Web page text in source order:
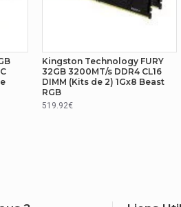
Kingston Technology FURY
32GB 3200MT/s DDR4 CL16
DIMM (Kits de 2) 1Gx8 Beast
RGB
519.92€